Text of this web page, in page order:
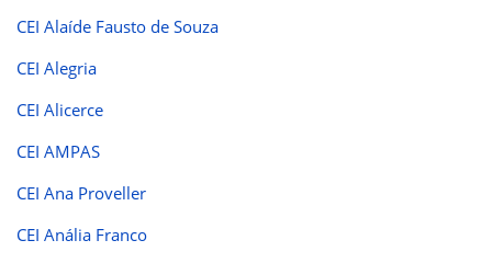
CEI Alaíde Fausto de Souza
CEI Alegria
CEI Alicerce
CEI AMPAS
CEI Ana Proveller
CEI Anália Franco